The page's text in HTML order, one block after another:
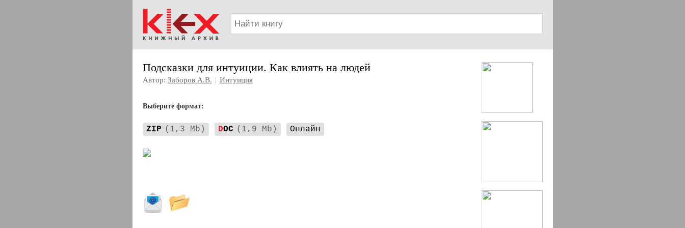
Подсказки для интуиции. Как влиять на людей
Автор: Заборов А.В. | Интуиция
Выберите формат:
ZIP (1,3 Mb) DOC (1,9 Mb) Онлайн